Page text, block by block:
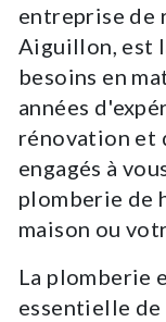
entreprise de
Aiguillon, est
besoins en
années
rénovation et
engagés à
plomberie de
maison ou
La plomberie
essentielle